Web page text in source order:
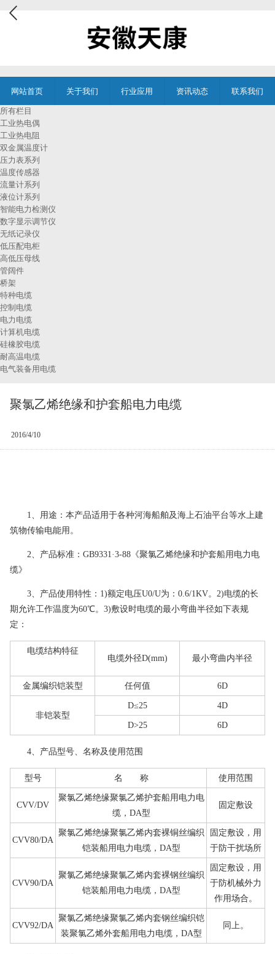
网站首页 关于我们 行业应用 资讯动态 联系我们
所有栏目
工业热电偶
工业热电阻
双金属温度计
压力表系列
温度传感器
流量计系列
液位计系列
智能电力检测仪
数字显示调节仪
无纸记录仪
低压配电柜
高低压母线
管阔件
桥架
特种电缆
控制电缆
电力电缆
计算机电缆
硅橡胶电缆
耐高温电缆
电气装备用电缆
聚氯乙烯绝缘和护套船电力电缆
2016/4/10
1、用途：本产品适用于各种河海船舶及海上石油平台等水上建
筑物传输电能用。
2、产品标准：GB9331·3-88《聚氯乙烯绝缘和护套船用电力电
缆》
3、产品使用特性：1)额定电压U0/U为：0.6/1KV。2)电缆的长
期允许工作温度为60℃。3)敷设时电缆的最小弯曲半径如下表规
定：
电缆结构特征
电缆外径D(mm)
最小弯曲内半径
金属编织铠装型 任何值 6D
非铠装型
D≤25 4D
D>25 6D
4、产品型号、名称及使用范围
型号 名 称 使用范围
CVV/DV
聚氯乙烯绝缘聚氯乙烯护套船用电力电
缆，DA型
固定敷设
CVV80/DA
聚氯乙烯绝缘聚氯乙烯内套裸铜丝编织
铠装船用电力电缆，DA型
固定敷设，用
于防干扰场所
CVV90/DA
聚氯乙烯绝缘聚氯乙烯内套裸钢丝编织
铠装船用电力电缆，DA型
固定敷设，用
于防机械外力
作用场合。
CVV92/DA
聚氯乙烯绝缘聚氯乙烯内套钢丝编织铠
装聚氯乙烯外套船用电力电缆，DA型
同上。